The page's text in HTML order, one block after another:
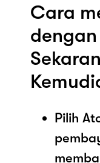
Cara
Pilih